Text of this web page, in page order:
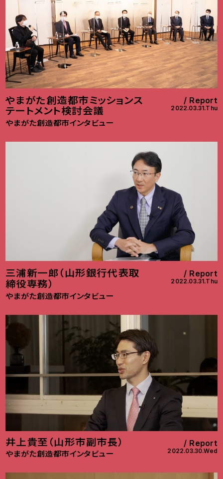
やまがた創造都市ミッションス
テートメント検討会議
やまがた創造都市インタビュー
Report
2022.03.31.Thu
三浦新一郎（山形銀行代表取
締役専務）
やまがた創造都市インタビュー
Report
2022.03.31.Thu
井上貴至（山形市副市長）
やまがた創造都市インタビュー
Report
2022.03.30.Wed